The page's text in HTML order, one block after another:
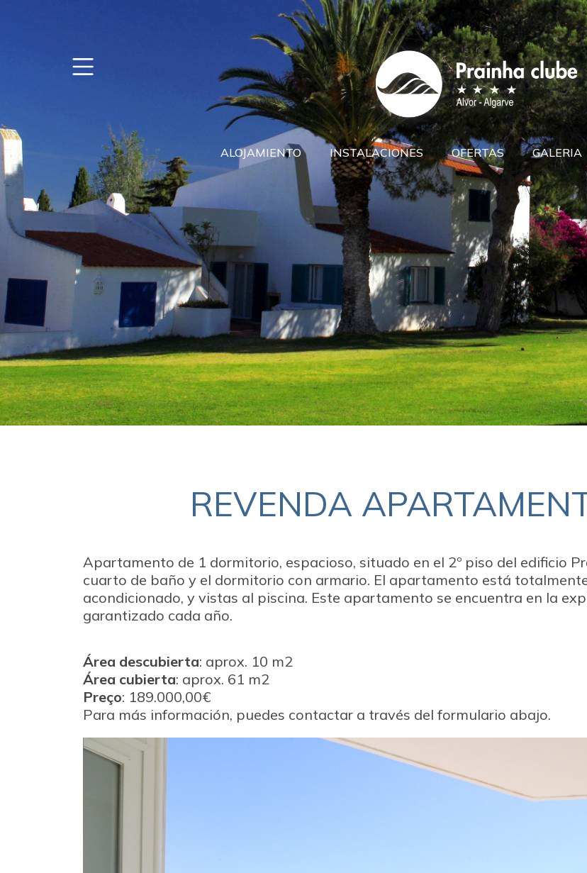
ALOJAMIENTO INSTALACIONES OFERTAS GALERIA
REVENDA
Apartamento de 1 dormitorio, espacioso, situado en el 2º piso del edificio
cuarto de baño y el dormitorio con armario. El apartamento está
acondicionado, y vistas al piscina. Este apartamento se encuentra en la
garantizado cada año.
Área descubierta: aprox. 10 m2
Área cubierta: aprox. 61 m2
Preço: 189.000,00€
Para más información, puedes contactar a través del formulario abajo.